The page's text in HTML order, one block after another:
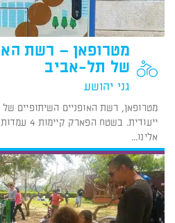
מטרופאן – רשת
של תל-אביב
גני יהושע
מטרופאן, רשת האופניים השיתופיים
ייעודית.
אלינו...